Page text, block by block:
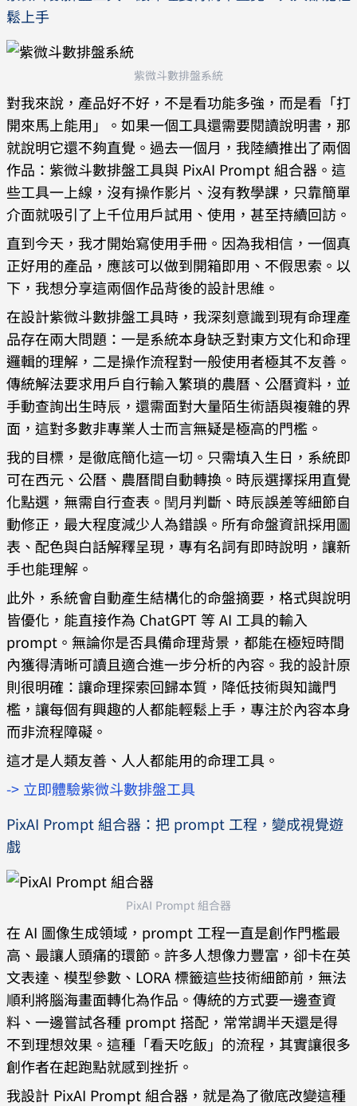
鬆上手
紫微斗數排盤系統
對我來說，產品好不好，不是看功能多強，而是看「打
開來馬上能用」。如果一個工具還需要閱讀說明書，那
就說明它還不夠直覺。過去一個月，我陸續推出了兩個
作品：紫微斗數排盤工具與 PixAI Prompt 組合器。這
些工具一上線，沒有操作影片、沒有教學課，只靠簡單
介面就吸引了上千位用戶試用、使用，甚至持續回訪。
直到今天，我才開始寫使用手冊。因為我相信，一個真
正好用的產品，應該可以做到開箱即用、不假思索。以
下，我想分享這兩個作品背後的設計思維。
在設計紫微斗數排盤工具時，我深刻意識到現有命理產
品存在兩大問題：一是系統本身缺乏對東方文化和命理
邏輯的理解，二是操作流程對一般使用者極其不友善。
傳統解法要求用戶自行輸入繁瑣的農曆、公曆資料，並
手動查詢出生時辰，還需面對大量陌生術語與複雜的界
面，這對多數非專業人士而言無疑是極高的門檻。
我的目標，是徹底簡化這一切。只需填入生日，系統即
可在西元、公曆、農曆間自動轉換。時辰選擇採用直覺
化點選，無需自行查表。閏月判斷、時辰誤差等細節自
動修正，最大程度減少人為錯誤。所有命盤資訊採用圖
表、配色與白話解釋呈現，專有名詞有即時說明，讓新
手也能理解。
此外，系統會自動產生結構化的命盤摘要，格式與說明
皆優化，能直接作為 ChatGPT 等 AI 工具的輸入
prompt。無論你是否具備命理背景，都能在極短時間
內獲得清晰可讀且適合進一步分析的內容。我的設計原
則很明確：讓命理探索回歸本質，降低技術與知識門
檻，讓每個有興趣的人都能輕鬆上手，專注於內容本身
而非流程障礙。
這才是人類友善、人人都能用的命理工具。
-> 立即體驗紫微斗數排盤工具
PixAI Prompt 組合器：把 prompt 工程，變成視覺遊
戲
PixAI Prompt 組合器
在 AI 圖像生成領域，prompt 工程一直是創作門檻最
高、最讓人頭痛的環節。許多人想像力豐富，卻卡在英
文表達、模型參數、LORA 標籤這些技術細節前，無法
順利將腦海畫面轉化為作品。傳統的方式要一邊查資
料、一邊嘗試各種 prompt 搭配，常常調半天還是得
不到理想效果。這種「看天吃飯」的流程，其實讓很多
創作者在起跑點就感到挫折。
我設計 PixAI Prompt 組合器，就是為了徹底改變這種